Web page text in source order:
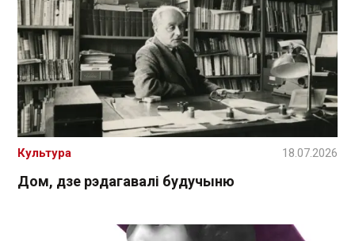
Дом, дзе рэдагавалі будучыню
Культура 18.07.2026